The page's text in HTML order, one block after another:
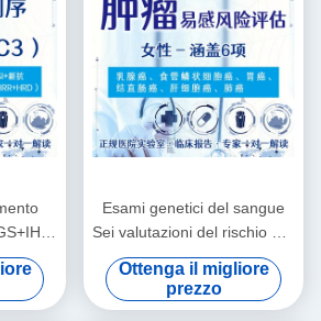
Esami genetici del sangue
Sei valutazioni del rischio per
la suscettibilità tumorale
femminile
Ottenga il migliore
prezzo